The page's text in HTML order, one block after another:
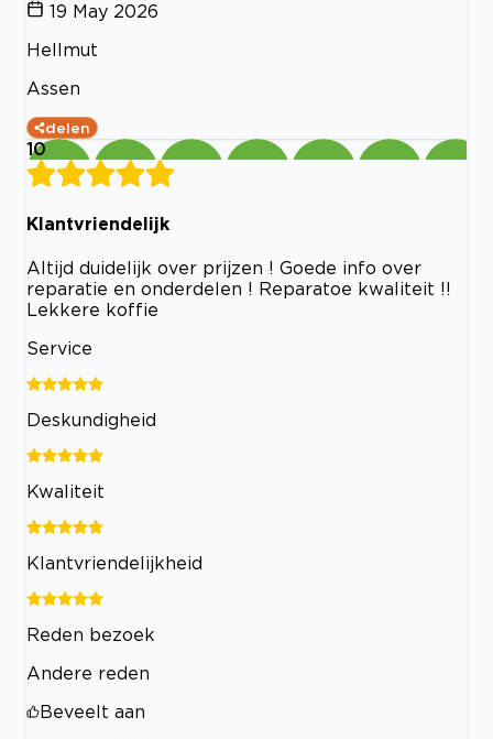
19 May 2026
Hellmut
Assen
delen
10
Klantvriendelijk
Altijd duidelijk over prijzen ! Goede info over
reparatie en onderdelen ! Reparatoe kwaliteit !!
Lekkere koffie
Service
Deskundigheid
Kwaliteit
Klantvriendelijkheid
Reden bezoek
Andere reden
Beveelt aan